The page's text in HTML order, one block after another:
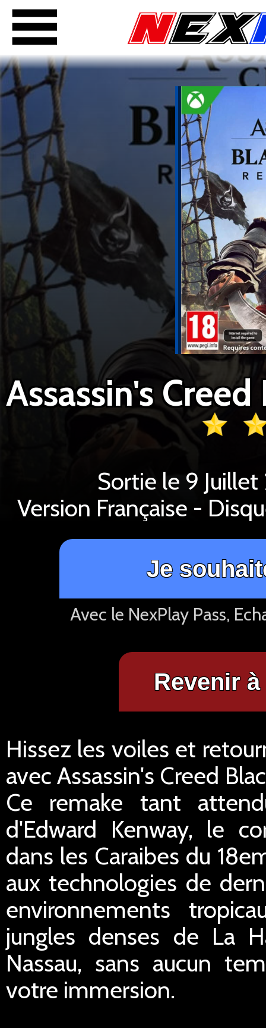
Sortie le 9
Version Française -
Je
Avec le NexPlay Pass,
Revenir
Hissez les voiles et
avec Assassin's Creed
Ce remake tant
d'Edward Kenway, le
dans les Caraibes du
aux technologies de
environnements
jungles denses de La
Nassau, sans aucun
votre immersion.